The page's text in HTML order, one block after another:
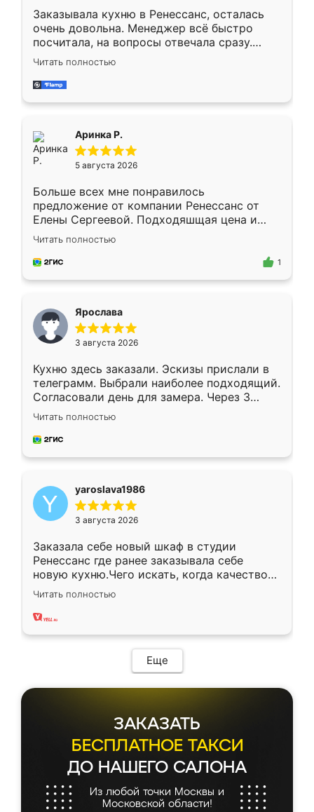
Заказывала кухню в Ренессанс, осталась
очень довольна. Менеджер всё быстро
посчитала, на вопросы отвечала сразу.
Замерщик приехал в субботу, подошёл к
делу со всей ответственностью. Собрали
за день, ребята работали аккуратно, даже
Читать полностью
Аринка Р.
5 августа 2026
Больше всех мне понравилось
предложение от компании Ренессанс от
Елены Сергеевой. Подходяшщая цена и
короткие сроки изготовления. Приехавший
для замера сотрудник Владислав
предложил по моему эскизу самый
Читать полностью
1
Ярослава
3 августа 2026
Кухню здесь заказали. Эскизы прислали в
телеграмм. Выбрали наиболее подходящий.
Согласовали день для замера. Через 3
недели кухня была уже готова. Остались
довольны работой. Спасибо Ренессанс
мебель за качественную работу!
Читать полностью
yaroslava1986
3 августа 2026
Заказала себе новый шкаф в студии
Ренессанс где ранее заказывала себе
новую кухню.Чего искать, когда качеством
вполне довольна. Служит кухня уже почти
два года, нареканий нет.
Читать полностью
Еще
ЗАКАЗАТЬ
БЕСПЛАТНОЕ ТАКСИ
ДО НАШЕГО САЛОНА
Из любой точки Москвы и
Московской области!